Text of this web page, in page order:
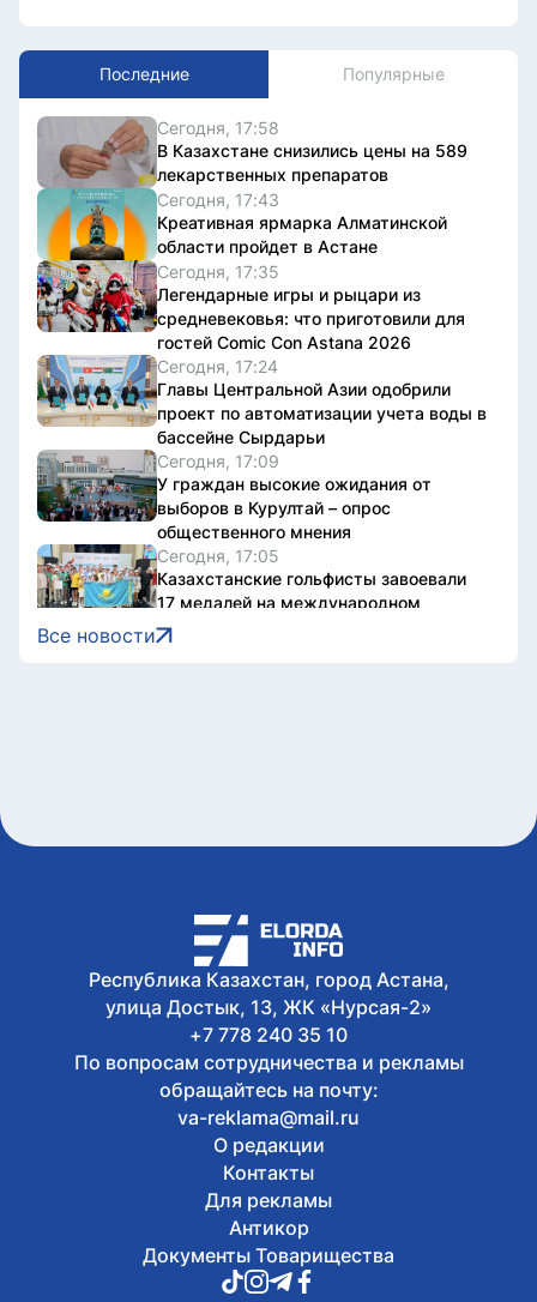
Последние Популярные
Сегодня, 17:58
В Казахстане снизились цены на 589
лекарственных препаратов
Сегодня, 17:43
Креативная ярмарка Алматинской
области пройдет в Астане
Сегодня, 17:35
Легендарные игры и рыцари из
средневековья: что приготовили для
гостей Comic Con Astana 2026
Сегодня, 17:24
Главы Центральной Азии одобрили
проект по автоматизации учета воды в
бассейне Сырдарьи
Сегодня, 17:09
У граждан высокие ожидания от
выборов в Курултай – опрос
общественного мнения
Сегодня, 17:05
Казахстанские гольфисты завоевали
17 медалей на международном
турнире в Алматы
Сегодня, 16:36
Безопасный атом начинается с науки:
какую роль играют исследовательские
реакторы Казахстана
Все новости
Республика Казахстан, город Астана,
улица Достык, 13, ЖК «Нурсая-2»
+7 778 240 35 10
По вопросам сотрудничества и рекламы
обращайтесь на почту:
va-reklama@mail.ru
О редакции
Контакты
Для рекламы
Антикор
Документы Товарищества